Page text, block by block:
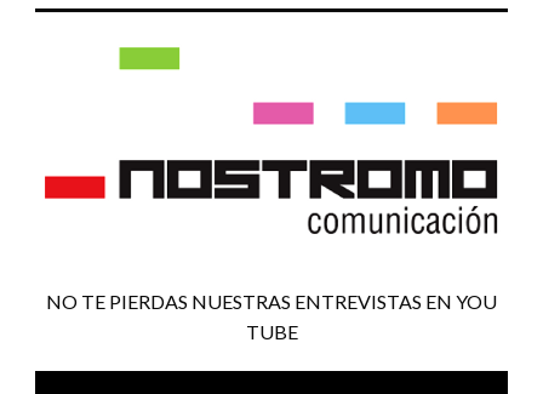
NO TE PIERDAS NUESTRAS ENTREVISTAS EN YOU
TUBE